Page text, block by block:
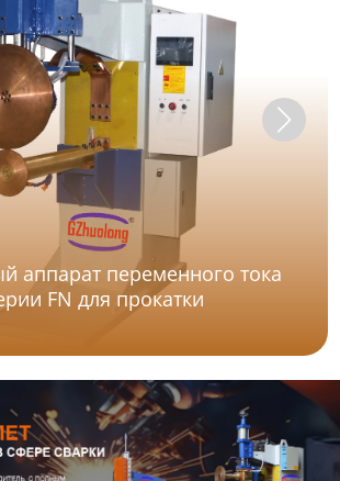
аппарат переменного тока
FN для прокатки